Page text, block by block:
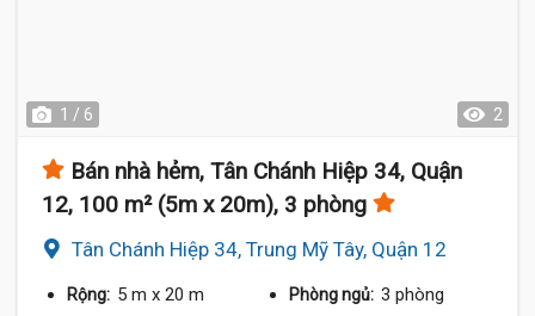
4.6 Tỷ
1 / 6 2
Bán nhà hẻm, Tân Chánh Hiệp 34, Quận
12, 100 m² (5m x 20m), 3 phòng
Tân Chánh Hiệp 34, Trung Mỹ Tây, Quận 12
Rộng: 5 m x 20 m Phòng ngủ: 3 phòng